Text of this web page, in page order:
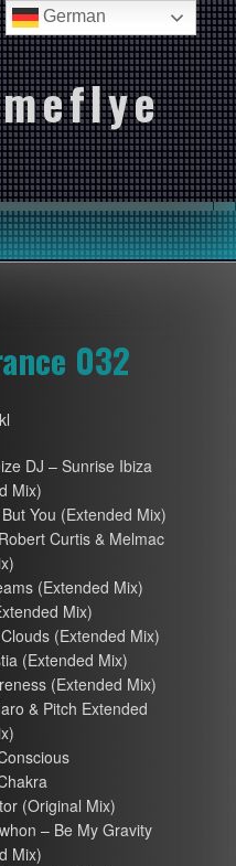
032
DJ – Sunrise Ibiza
Mix)
You (Extended Mix)
Curtis & Melmac
(Extended Mix)
Mix)
(Extended Mix)
(Extended Mix)
(Extended Mix)
& Pitch Extended
(Original Mix)
– Be My Gravity
Mix)
German